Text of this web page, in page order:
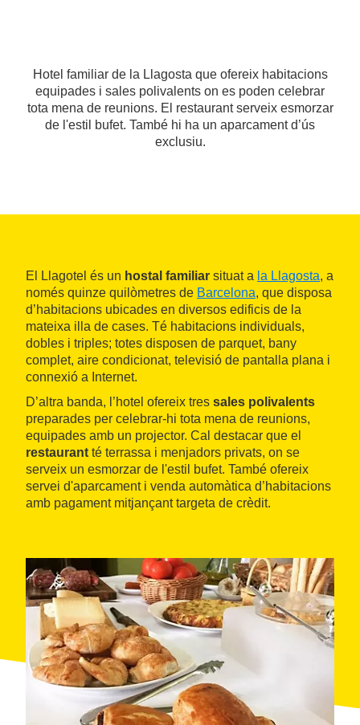
Hotel familiar de la Llagosta que ofereix habitacions
equipades i sales polivalents on es poden celebrar
tota mena de reunions. El restaurant serveix esmorzar
de l'estil bufet. També hi ha un aparcament d’ús
exclusiu.
El Llagotel és un hostal familiar situat a la Llagosta, a
només quinze quilòmetres de Barcelona, que disposa
d’habitacions ubicades en diversos edificis de la
mateixa illa de cases. Té habitacions individuals,
dobles i triples; totes disposen de parquet, bany
complet, aire condicionat, televisió de pantalla plana i
connexió a Internet.
D’altra banda, l’hotel ofereix tres sales polivalents
preparades per celebrar-hi tota mena de reunions,
equipades amb un projector. Cal destacar que el
restaurant té terrassa i menjadors privats, on se
serveix un esmorzar de l'estil bufet. També ofereix
servei d'aparcament i venda automàtica d’habitacions
amb pagament mitjançant targeta de crèdit.